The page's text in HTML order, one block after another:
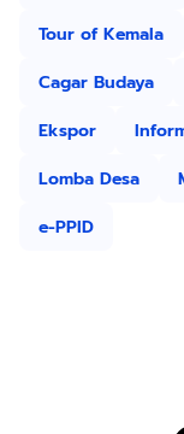
Tour of Kemala
Cagar Budaya
Ekspor
Lomba Desa
e-PPID